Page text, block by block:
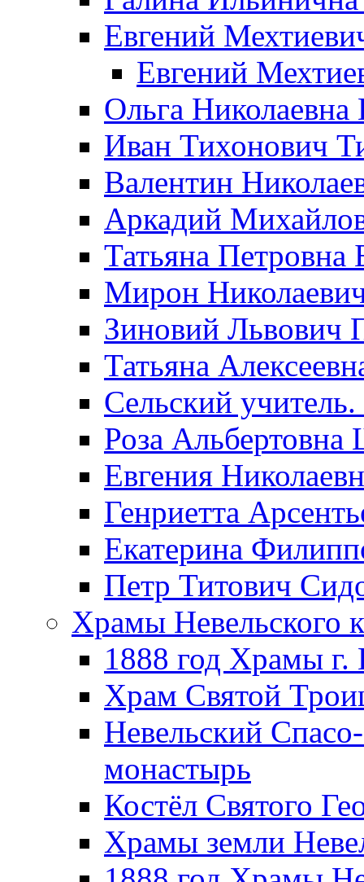
Евгений
Евгений
Ольга Николаевна
Иван Тихонович
Валентин
Аркадий
Татьяна Петровна
Мирон
Зиновий Львович
Татьяна
Сельский
Роза
Евгения
Генриетта
Екатерина
Петр Титович
Храмы Невельского
1888 год Храмы г.
Храм Святой
Невельский
монастырь
Костёл Святого
Храмы земли